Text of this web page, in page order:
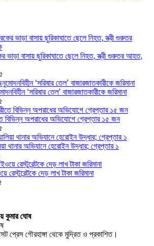
ভাড়া বাসায় ছুরিকাঘাতে ছেলে নিহত, স্ত্রী গুরুতর আহত,
‘সরিষার তেল’ বাজারজাতকারীকে জরিমানা
বিভিন্ন অপরাধের অভিযোগে গ্রেপ্তার ১৫ জন
থানার অভিযানে হেরোইন উদ্ধার; গ্রেপ্তার ১
রেস্টুরেন্টকে দেড় লাখ টাকা জরিমানা
কুমার ঘোষ
প্রেস গৌরহাঙ্গা থেকে মুদ্রিত ও প্রকাশিত।